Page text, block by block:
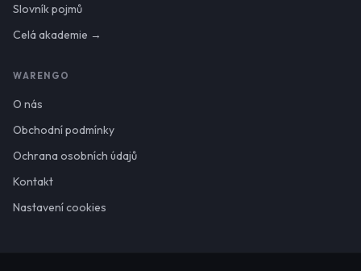
Slovník pojmů
Celá akademie →
WARENGO
O nás
Obchodní podmínky
Ochrana osobních údajů
Kontakt
Nastavení cookies